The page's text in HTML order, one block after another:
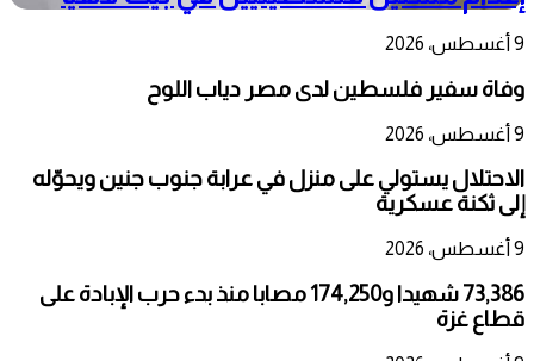
9 أغسطس، 2026
وفاة سفير فلسطين لدى مصر دياب اللوح
9 أغسطس، 2026
الاحتلال يستولي على منزل في عرابة جنوب جنين ويحوّله
إلى ثكنة عسكرية
9 أغسطس، 2026
73,386 شهيدا و174,250 مصابا منذ بدء حرب الإبادة على
قطاع غزة